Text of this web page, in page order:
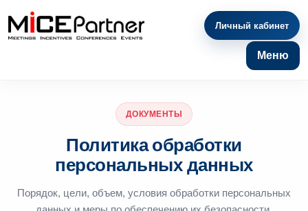
Меню
Личный кабинет
ДОКУМЕНТЫ
Политика обработки
персональных данных
Порядок, цели, объем, условия обработки персональных